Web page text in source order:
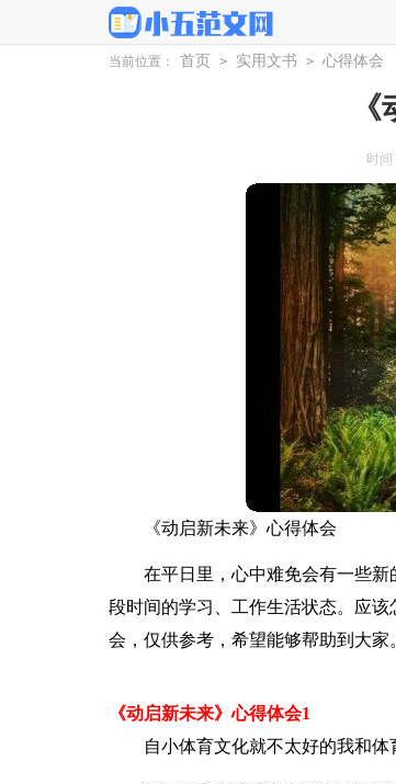
当前位置： 首页 > 实用文书 > 心得体会
时间
《动启新未来》心得体会
在平日里，心中难免会有一些
段时间的学习、工作生活状态。应
会，仅供参考，希望能够帮助到大家。
《动启新未来》心得体会1
自小体育文化就不太好的我和体